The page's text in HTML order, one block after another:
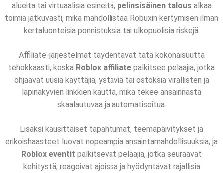
alueita tai virtuaalisia esineitä, pelinsisäinen talousalkaa
toimia jatkuvasti, mikä mahdollistaa Robuxin kertymisen ilman
kertaluonteisia ponnistuksia tai ulkopuolisia riskejä.
Affiliate-järjestelmät täydentävät tätä kokonaisuutta
tehokkaasti, koska Roblox affiliate palkitsee pelaajia, jotka
ohjaavat uusia käyttäjiä, ystäviä tai ostoksia virallisten ja
läpinäkyvien linkkien kautta, mikä tekee ansainnasta
skaalautuvaa ja automatisoitua.
Lisäksi kausittaiset tapahtumat, teemapäivitykset ja
erikoishaasteet luovat nopeampia ansaintamahdollisuuksia, ja
Roblox eventit palkitsevat pelaajia, jotka seuraavat
kehitystä, reagoivat ajoissa ja hyödyntävät rajallisia